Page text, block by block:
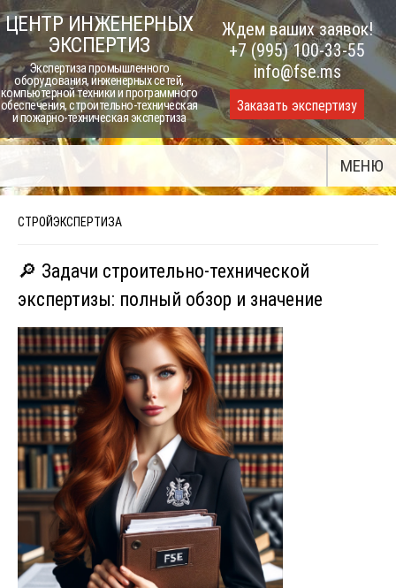
Skip
to
content
ЦЕНТР ИНЖЕНЕРНЫХ
ЭКСПЕРТИЗ
Экспертиза промышленного
оборудования, инженерных сетей,
компьютерной техники и программного
обеспечения, строительно-техническая
и пожарно-техническая экспертиза
Ждем ваших заявок!
+7 (995) 100-33-55
info@fse.ms
Заказать экспертизу
МЕНЮ
СТРОЙЭКСПЕРТИЗА
🔎 Задачи строительно-технической
экспертизы: полный обзор и значение